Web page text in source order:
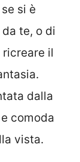
si è
te, o di
il
dalla
comoda
vista.